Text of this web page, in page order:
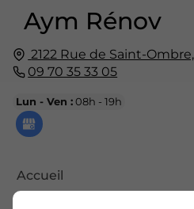
Aym Rénov
2122 Rue de Saint-Ombre,
09 70 35 33 05
Lun - Ven :08h - 19h
Accueil